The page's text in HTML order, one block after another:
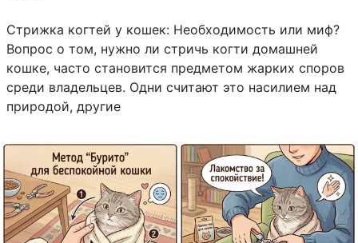
Стрижка когтей у кошек: Необходимость или миф?
Вопрос о том, нужно ли стричь когти домашней
кошке, часто становится предметом жарких споров
среди владельцев. Одни считают это насилием над
природой, другие